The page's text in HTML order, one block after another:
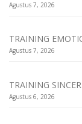
Agustus 7, 2026
TRAINING
Agustus 7, 2026
TRAINING
Agustus 6, 2026